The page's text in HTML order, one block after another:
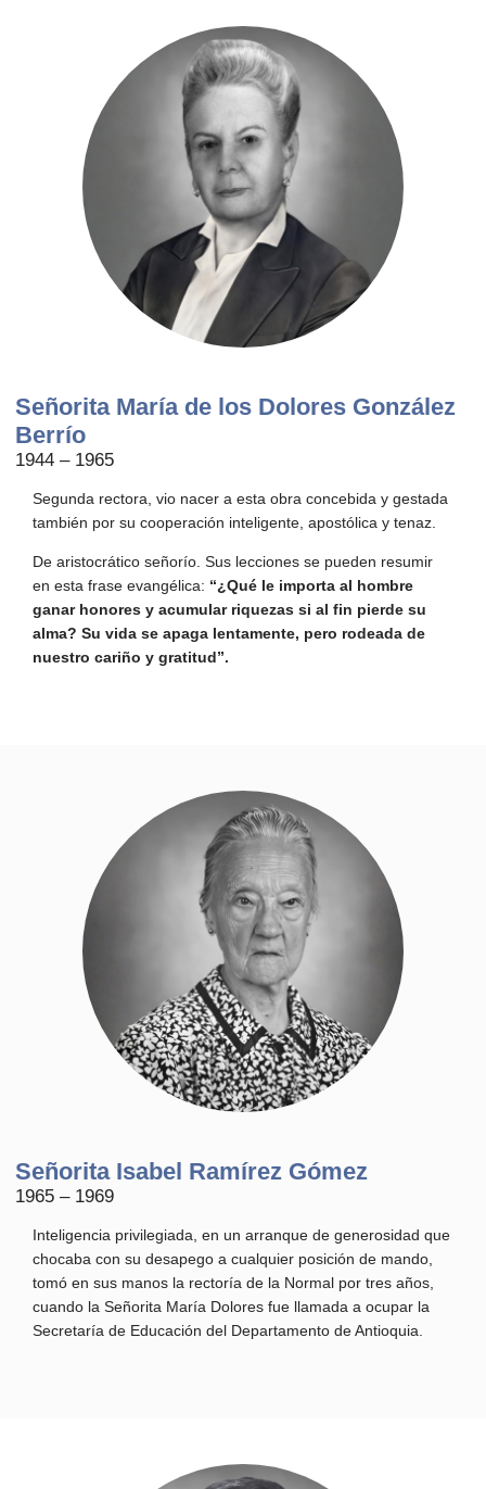
Señorita María de los Dolores González
Berrío
1944 – 1965
Segunda rectora, vio nacer a esta obra concebida y gestada
también por su cooperación inteligente, apostólica y tenaz.
De aristocrático señorío. Sus lecciones se pueden resumir
en esta frase evangélica: “¿Qué le importa al hombre
ganar honores y acumular riquezas si al fin pierde su
alma? Su vida se apaga lentamente, pero rodeada de
nuestro cariño y gratitud”.
Señorita Isabel Ramírez Gómez
1965 – 1969
Inteligencia privilegiada, en un arranque de generosidad que
chocaba con su desapego a cualquier posición de mando,
tomó en sus manos la rectoría de la Normal por tres años,
cuando la Señorita María Dolores fue llamada a ocupar la
Secretaría de Educación del Departamento de Antioquia.